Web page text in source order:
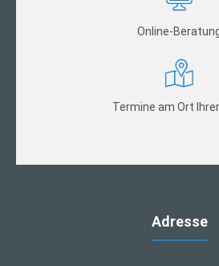
Online-
Termine am Ort Ihrer
Adresse